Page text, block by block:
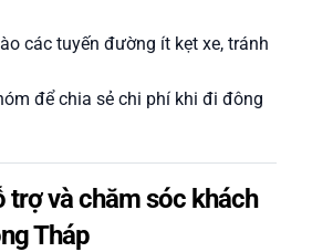
các tuyến đường ít kẹt xe, tránh
để chia sẻ chi phí khi đi đông
trợ và chăm sóc khách
Tháp